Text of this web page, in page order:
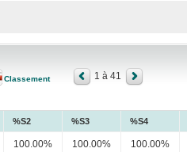
Classement 1 à 41
%S2 %S3 %S4
100.00% 100.00% 100.00%